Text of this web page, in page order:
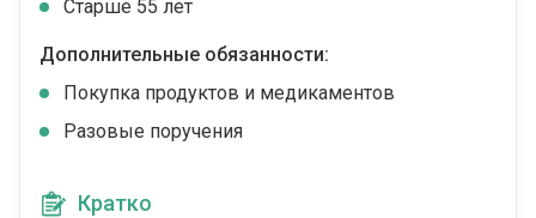
Cтарше 55 лет
Дополнительные обязанности:
Покупка продуктов и медикаментов
Разовые поручения
Кратко